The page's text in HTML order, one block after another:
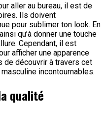
aller au bureau, il est de
Ils doivent
pour sublimer ton look. En
qu’à donner une touche
Cependant, il est
afficher une apparence
de découvrir à travers cet
incontournables.
qualité